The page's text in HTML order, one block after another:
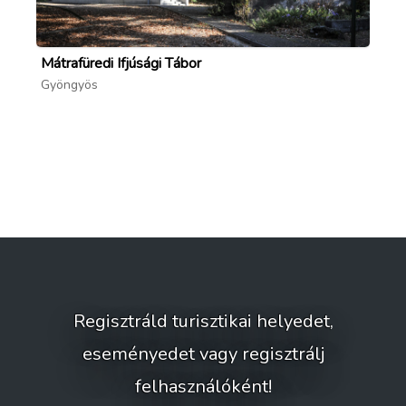
Mátrafüredi Ifjúsági Tábor
Gyöngyös
Regisztráld turisztikai helyedet,
eseményedet vagy regisztrálj
felhasználóként!